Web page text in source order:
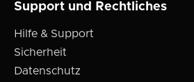
Support und Rechtliches
Hilfe & Support
Sicherheit
Datenschutz